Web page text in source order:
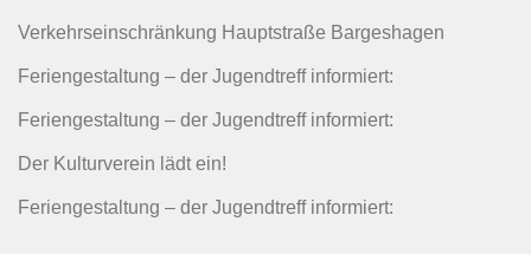
Verkehrseinschränkung Hauptstraße Bargeshagen
Feriengestaltung – der Jugendtreff informiert:
Feriengestaltung – der Jugendtreff informiert:
Der Kulturverein lädt ein!
Feriengestaltung – der Jugendtreff informiert: